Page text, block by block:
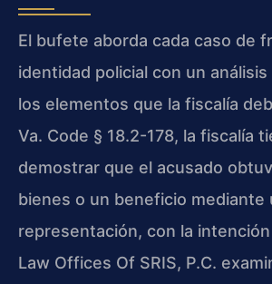
El bufete aborda cada caso de
identidad policial con un
los elementos que la fiscalía
Va. Code § 18.2-178, la fiscalía
demostrar que el acusado
bienes o un beneficio mediante
representación, con la
Law Offices Of SRIS, P.C.